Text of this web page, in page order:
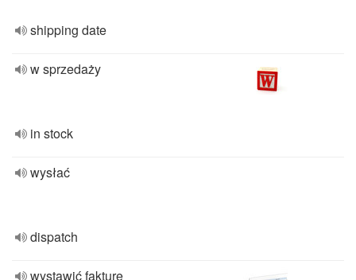
shipping date
w sprzedaży
in stock
wysłać
dispatch
wystawić fakturę